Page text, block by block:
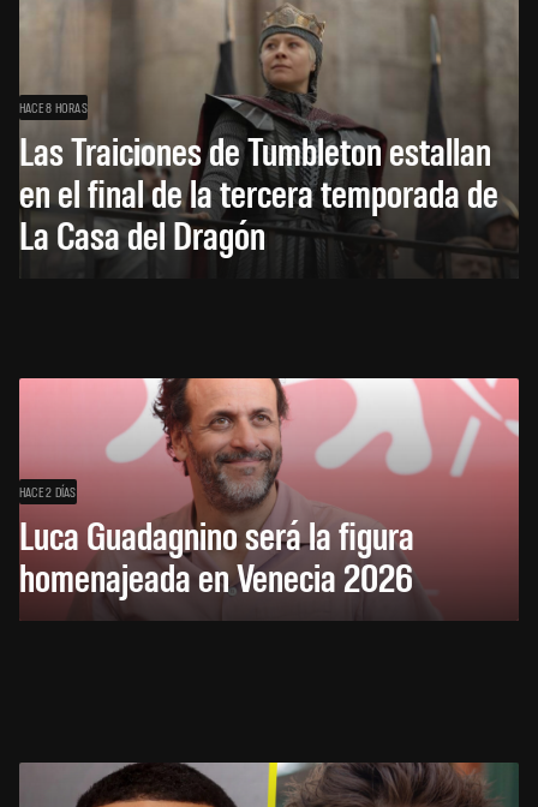
HACE 8 HORAS
Las Traiciones de Tumbleton estallan
en el final de la tercera temporada de
La Casa del Dragón
HACE 2 DÍAS
Luca Guadagnino será la figura
homenajeada en Venecia 2026